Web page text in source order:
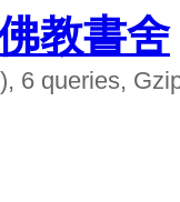
教書舍
6 queries,